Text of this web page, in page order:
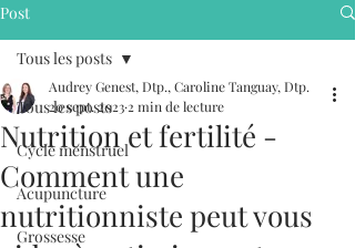
Post
Tous les posts
Cycle menstruel
Acupuncture
Grossesse
Tous les posts
Nutrition et fertilité -
Comment une
nutritionniste peut vous
Audrey Genest, Dtp., Caroline Tanguay, Dtp.
20 sept. 2023 2 min de lecture